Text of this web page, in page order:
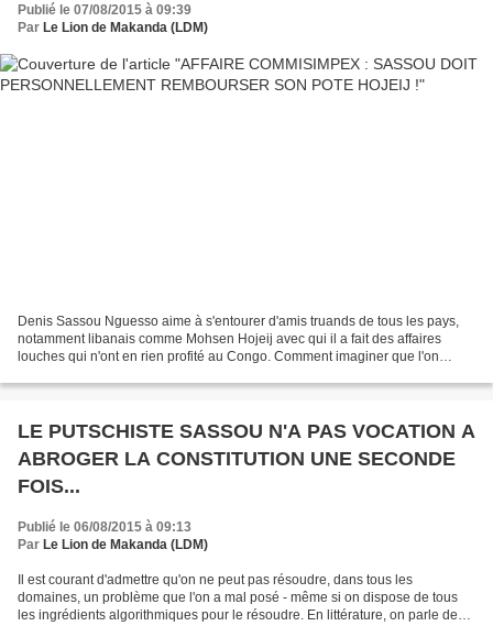
Publié le 07/08/2015 à 09:39
Par Le Lion de Makanda (LDM)
Denis Sassou Nguesso aime à s'entourer d'amis truands de tous les pays,
notamment libanais comme Mohsen Hojeij avec qui il a fait des affaires
louches qui n'ont en rien profité au Congo. Comment imaginer que l'on
LE PUTSCHISTE SASSOU N'A PAS VOCATION A
ABROGER LA CONSTITUTION UNE SECONDE
FOIS...
Publié le 06/08/2015 à 09:13
Par Le Lion de Makanda (LDM)
Il est courant d'admettre qu'on ne peut pas résoudre, dans tous les
domaines, un problème que l'on a mal posé - même si on dispose de tous
les ingrédients algorithmiques pour le résoudre. En littérature, on parle de